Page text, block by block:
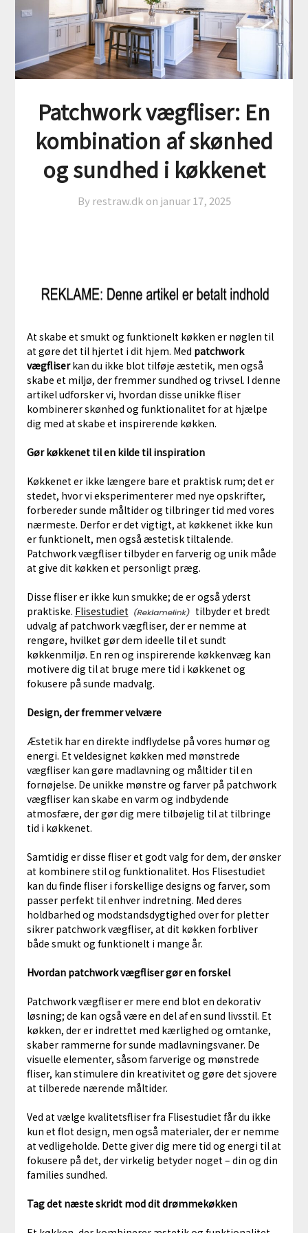
Patchwork vægfliser: En
kombination af skønhed
og sundhed i køkkenet
By restraw.dk on januar 17, 2025
At skabe et smukt og funktionelt køkken er nøglen til
at gøre det til hjertet i dit hjem. Med patchwork
vægfliserkan du ikke blot tilføje æstetik, men også
skabe et miljø, der fremmer sundhed og trivsel. I denne
artikel udforsker vi, hvordan disse unikke fliser
kombinerer skønhed og funktionalitet for at hjælpe
dig med at skabe et inspirerende køkken.
Gør køkkenet til en kilde til inspiration
Køkkenet er ikke længere bare et praktisk rum; det er
stedet, hvor vi eksperimenterer med nye opskrifter,
forbereder sunde måltider og tilbringer tid med vores
nærmeste. Derfor er det vigtigt, at køkkenet ikke kun
er funktionelt, men også æstetisk tiltalende.
Patchwork vægfliser tilbyder en farverig og unik måde
at give dit køkken et personligt præg.
Disse fliser er ikke kun smukke; de er også yderst
praktiske. Flisestudiet
tilbyder et bredt
udvalg af patchwork vægfliser, der er nemme at
rengøre, hvilket gør dem ideelle til et sundt
køkkenmiljø. En ren og inspirerende køkkenvæg kan
motivere dig til at bruge mere tid i køkkenet og
fokusere på sunde madvalg.
Design, der fremmer velvære
Æstetik har en direkte indflydelse på vores humør og
energi. Et veldesignet køkken med mønstrede
vægfliser kan gøre madlavning og måltider til en
fornøjelse. De unikke mønstre og farver på patchwork
vægfliser kan skabe en varm og indbydende
atmosfære, der gør dig mere tilbøjelig til at tilbringe
tid i køkkenet.
Samtidig er disse fliser et godt valg for dem, der ønsker
at kombinere stil og funktionalitet. Hos Flisestudiet
kan du finde fliser i forskellige designs og farver, som
passer perfekt til enhver indretning. Med deres
holdbarhed og modstandsdygtighed over for pletter
sikrer patchwork vægfliser, at dit køkken forbliver
både smukt og funktionelt i mange år.
Hvordan patchwork vægfliser gør en forskel
Patchwork vægfliser er mere end blot en dekorativ
løsning; de kan også være en del af en sund livsstil. Et
køkken, der er indrettet med kærlighed og omtanke,
skaber rammerne for sunde madlavningsvaner. De
visuelle elementer, såsom farverige og mønstrede
fliser, kan stimulere din kreativitet og gøre det sjovere
at tilberede nærende måltider.
Ved at vælge kvalitetsfliser fra Flisestudiet får du ikke
kun et flot design, men også materialer, der er nemme
at vedligeholde. Dette giver dig mere tid og energi til at
fokusere på det, der virkelig betyder noget – din og din
families sundhed.
Tag det næste skridt mod dit drømmekøkken